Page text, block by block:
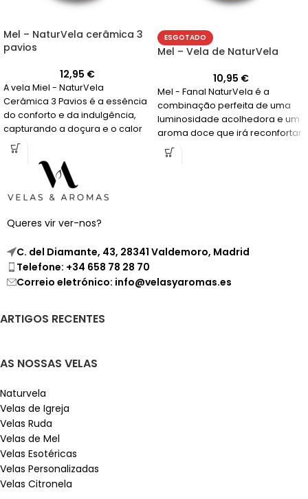
Mel – NaturVela cerâmica 3
pavios
12,95 €
A vela Miel - NaturVela
Cerâmica 3 Pavios é a essência
do conforto e da indulgência,
capturando a doçura e o calor
em uma fragrância que durará
por horas.
ESGOTADO
Mel – Vela de NaturVela
10,95 €
Mel - Fanal NaturVela é a
combinação perfeita de uma
luminosidade acolhedora e um
aroma doce que irá reconfortar
os seus sentidos.
Queres vir ver-nos?
C. del Diamante, 43, 28341 Valdemoro, Madrid
Telefone: +34 658 78 28 70
Correio eletrónico: info@velasyaromas.es
ARTIGOS RECENTES
AS NOSSAS VELAS
Naturvela
Velas de Igreja
Velas Ruda
Velas de Mel
Velas Esotéricas
Velas Personalizadas
Velas Citronela